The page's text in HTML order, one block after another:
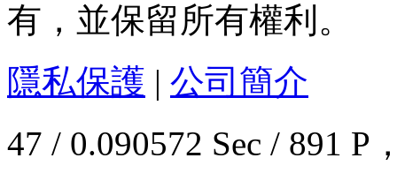
有，並保留所有權利。
隱私保護 | 公司簡介
47 / 0.090572 Sec / 891